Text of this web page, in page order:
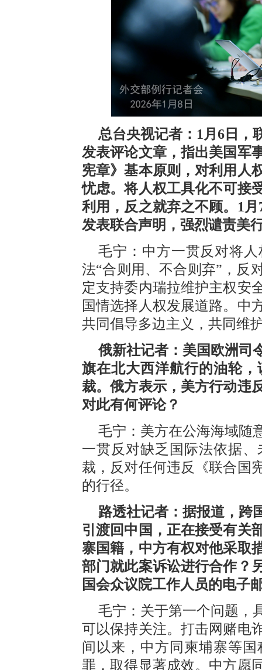
总台央视记者：1月6日，
发表评论文章，指出美国军
宪章》基本原则，对利用人
忧虑。将人权工具化不可接
利用，反之就弃之不顾。1
发表联合声明，强烈谴责美
毛宁：中方一贯反对将
法“合则用、不合则弃”，反
定支持委内瑞拉维护主权安
国情选择人权发展道路。中
共同倡导多边主义，共同维
俄新社记者：美国欧洲司
旗在北大西洋航行的油轮
裁。俄方表示，美方行动违
对此有何评论？
毛宁：美方在公海海域随
一贯反对缺乏国际法依据
裁，反对任何违反《联合国
的行径。
路透社记者：据报道，跨
引渡回中国，正在接受有关
寨国籍，中方有权对他采取
部门就此案诉讼进行合作？
国会众议院工作人员的电子
毛宁：关于第一个问题，
可以保持关注。打击网赌电
间以来，中方同柬埔寨等
罪，取得显著成效。中方愿